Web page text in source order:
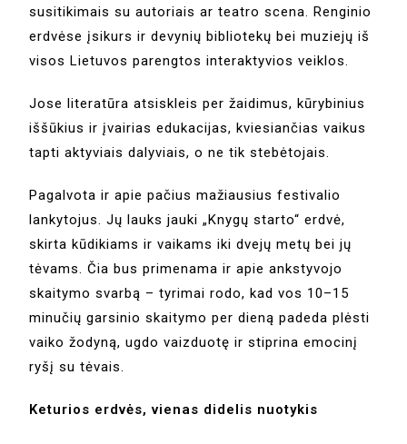
susitikimais su autoriais ar teatro scena. Renginio
erdvėse įsikurs ir devynių bibliotekų bei muziejų iš
visos Lietuvos parengtos interaktyvios veiklos.
Jose literatūra atsiskleis per žaidimus, kūrybinius
iššūkius ir įvairias edukacijas, kviesiančias vaikus
tapti aktyviais dalyviais, o ne tik stebėtojais.
Pagalvota ir apie pačius mažiausius festivalio
lankytojus. Jų lauks jauki „Knygų starto“ erdvė,
skirta kūdikiams ir vaikams iki dvejų metų bei jų
tėvams. Čia bus primenama ir apie ankstyvojo
skaitymo svarbą – tyrimai rodo, kad vos 10–15
minučių garsinio skaitymo per dieną padeda plėsti
vaiko žodyną, ugdo vaizduotę ir stiprina emocinį
ryšį su tėvais.
Keturios erdvės, vienas didelis nuotykis